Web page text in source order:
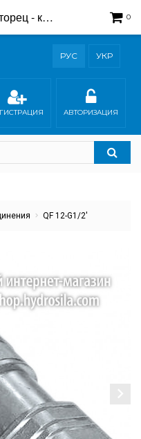
РУС УКР
0
АВТОРИЗАЦИЯ
QF 12-G1/2'
БРС QF 12-G1/2' плоский торец - купить в интернет-магазине Гидросила